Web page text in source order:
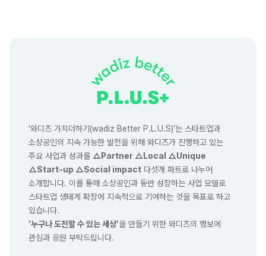
‘와디즈 가치더하기(wadiz Better P.L.U.S)’는 스타트업과
소상공인의 지속 가능한 발전을 위해 와디즈가 진행하고 있는
주요 사업과 성과를 △Partner △Local △Unique
△Start-up △Social impact 다섯개 파트로 나누어
소개합니다. 이를 통해 소상공인과 동반 성장하는 사업 모델로
스타트업 생태계 확장에 지속적으로 기여하는 것을 목표로 하고
있습니다.
‘누구나 도전할 수 있는 세상’을 만들기 위한 와디즈의 행보에
관심과 응원 부탁드립니다.